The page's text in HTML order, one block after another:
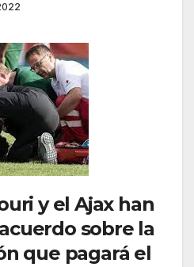
y el Ajax han
sobre la
que pagará el